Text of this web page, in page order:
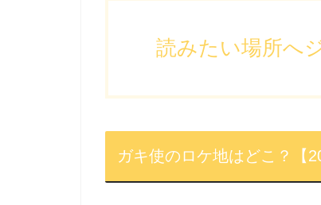
読みたい場所へ
ガキ使のロケ地はどこ？【